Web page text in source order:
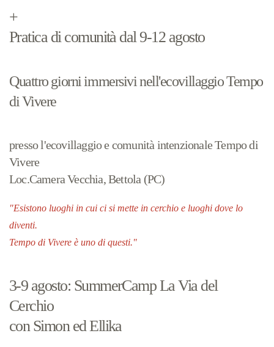
+
Pratica di comunità dal 9-12 agosto
Quattro giorni immersivi nell'ecovillaggio Tempo
di Vivere
presso l'ecovillaggio e comunità intenzionale Tempo di
Vivere
Loc.Camera Vecchia, Bettola (PC)
"Esistono luoghi in cui ci si mette in cerchio e luoghi dove lo
diventi.
Tempo di Vivere è uno di questi."
3-9 agosto: SummerCamp La Via del
Cerchio
con Simon ed Ellika